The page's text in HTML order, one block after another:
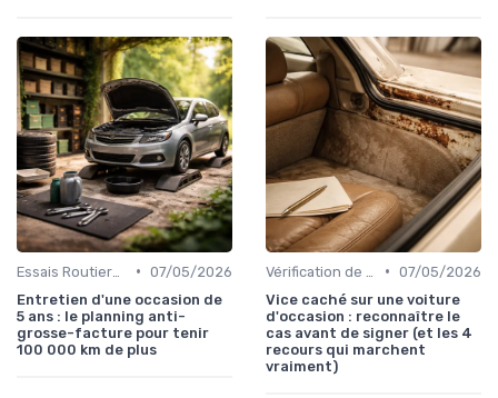
• 07/05/2026
Entretien d'une occasion de
5 ans : le planning anti-
grosse-facture pour tenir
100 000 km de plus
• 07/05/2026
Vice caché sur une voiture
d'occasion : reconnaître le
cas avant de signer (et les 4
recours qui marchent
vraiment)